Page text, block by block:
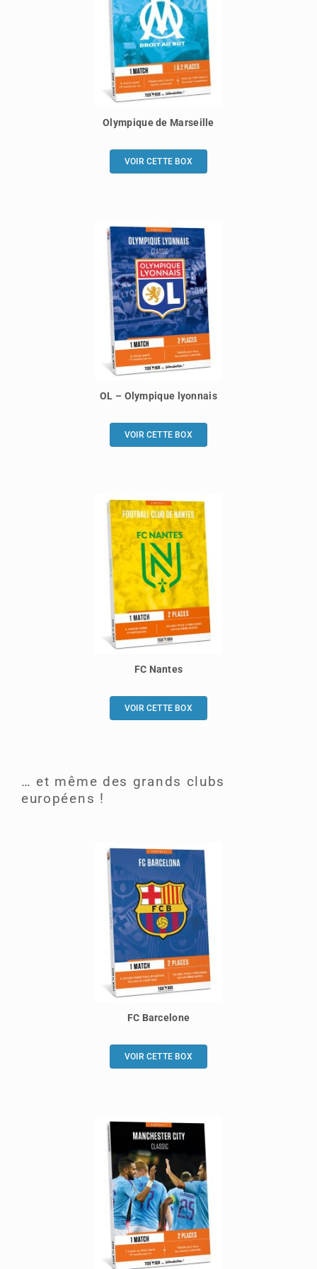
Olympique de Marseille
VOIR CETTE BOX
OL – Olympique lyonnais
VOIR CETTE BOX
FC Nantes
VOIR CETTE BOX
… et même des grands clubs
européens !
FC Barcelone
VOIR CETTE BOX